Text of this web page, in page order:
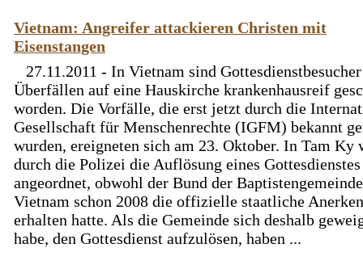
Vietnam: Angreifer attackieren Christen mit
Eisenstangen
27.11.2011 - In Vietnam sind
Überfällen auf eine Hauskirche krankenhausreif
worden. Die Vorfälle, die erst jetzt durch die
Gesellschaft für Menschenrechte (IGFM) bekannt
wurden, ereigneten sich am 23. Oktober. In Tam Ky
durch die Polizei die Auflösung eines Gottesdienstes
angeordnet, obwohl der Bund der
Vietnam schon 2008 die offizielle staatliche
erhalten hatte. Als die Gemeinde sich deshalb
habe, den Gottesdienst aufzulösen, haben ...